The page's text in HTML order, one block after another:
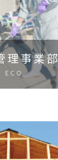
理事業部
ECO